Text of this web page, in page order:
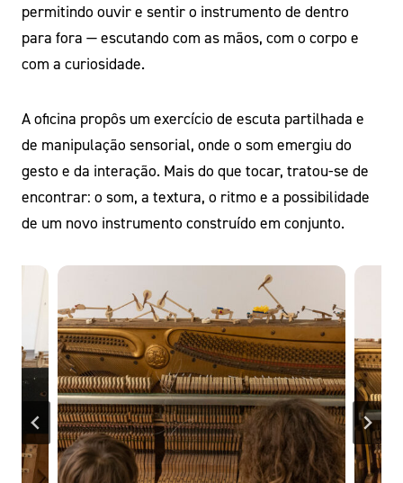
permitindo ouvir e sentir o instrumento de dentro
para fora — escutando com as mãos, com o corpo e
com a curiosidade.
A oficina propôs um exercício de escuta partilhada e
de manipulação sensorial, onde o som emergiu do
gesto e da interação. Mais do que tocar, tratou-se de
encontrar: o som, a textura, o ritmo e a possibilidade
de um novo instrumento construído em conjunto.